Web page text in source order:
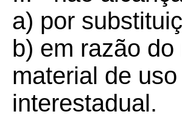
a) por
b) em razão
material de
interestadual.